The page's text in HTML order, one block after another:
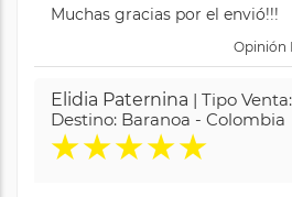
Muchas gracias por el envió!!!
Opinión
Elidia Paternina | Tipo
Destino: Baranoa - Colombia
★★★★★